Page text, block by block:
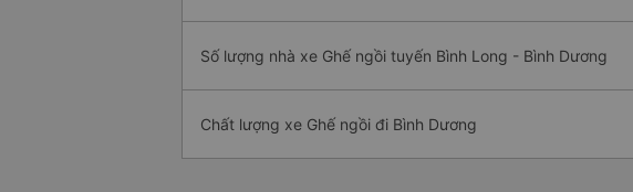
Số lượng nhà xe Ghế ngồi tuyến Bình Long - Bình Dương
Chất lượng xe Ghế ngồi đi Bình Dương